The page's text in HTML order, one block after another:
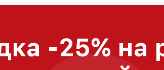
-25% на